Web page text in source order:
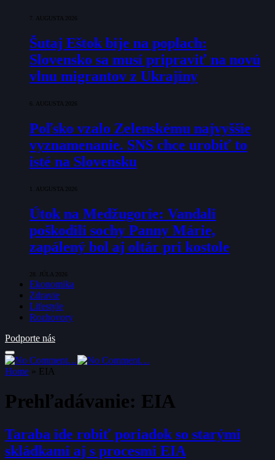
7. AUGUSTA 2026
Šutaj Eštok bije na poplach:
Slovensko sa musí pripraviť na novú
vlnu migrantov z Ukrajiny
6. AUGUSTA 2026
Poľsko vzalo Zelenskému najvyššie
vyznamenanie. SNS chce urobiť to
isté na Slovensku
1. AUGUSTA 2026
Útok na Medžugorie: Vandali
poškodili sochy Panny Márie,
zapálený bol aj oltár pri kostole
28. JÚLA 2026
Ekonomika
Zdravie
Lifestyle
Rozhovory
Podporte nás
Home » EIA
Prehľadávanie: EIA
Taraba ide robiť poriadok so starými
skládkami aj s procesmi EIA